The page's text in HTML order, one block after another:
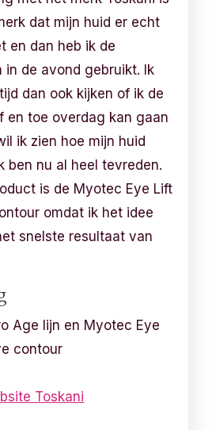
dat mijn huid er echt
en dan heb ik de
in de avond gebruikt. Ik
dan ook kijken of ik de
en toe overdag kan gaan
ik zien hoe mijn huid
ben nu al heel tevreden.
is de Myotec Eye Lift
omdat ik het idee
snelste resultaat van
Age lijn en Myotec Eye
contour
Toskani